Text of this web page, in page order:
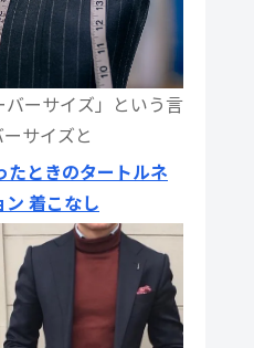
ーサイズ」という言
サイズと
たときのタートルネ
着こなし